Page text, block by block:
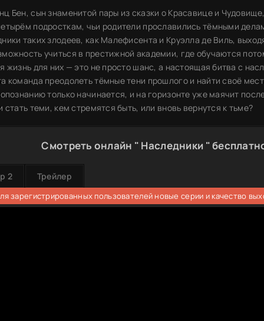
Бен, сын знаменитой пары из сказки о Красавице и
подросткам, чьи родители прославились тёмными
таких злодеев, как Малефисента и Круэлла де Виль,
учиться в престижной академии, где обучаются
жизнь для них — это не просто шанс, а настоящая битва с
команда преодолеть тёмные тени прошлого и найти своё
только начинается, и на горизонте уже маячит
стать теми, кем стремятся быть, или вновь вернутся к тьме?
Смотреть онлайн " Наследники "
2 Трейлер
зарегистрированных пользователей новые серии и качество